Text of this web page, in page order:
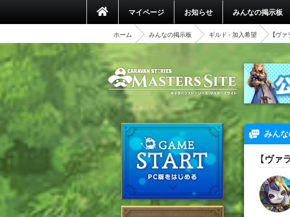
マイページ お知らせ みんなの掲示板
ホーム みんなの掲示板 ギルド - 加入希望 【ヴ
みん
【ヴァ